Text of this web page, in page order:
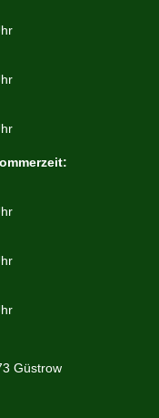
Güstrow